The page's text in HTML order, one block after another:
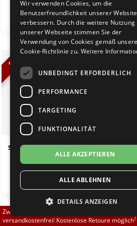
Brautschuhe
Sneaker
Untergrößen 33-35
Übergrößen 43-44
Flexerinas
Merlet
Nueva Epoca
Portdance
RayRose
Rummos
Rumpf
TopTanz
78,00 EUR 66,30 EUR
[inkl. 19% MwSt zzgl. Versand
%
Só Danca BL116 sparkling gold
normal
78,00 EUR66,30 EUR
[inkl. 19% MwSt zzgl.Versand]
Zwischen 70,00 EUR und 800,00 EUR liefern
versandkostenfrei! Kostenlose Retoure möglich1
Wir verwenden Cookies, um die
Benutzerfreundlichkeit unserer
verbessern. Durch die weitere Nutzung
unserer Webseite stimmen Sie der
Verwendung von Cookies gemäß
Cookie-Richtlinie zu. Weitere
UNBEDINGT ERFORDERLICH
PERFORMANCE
TARGETING
FUNKTIONALITÄT
ALLE AKZEPTIEREN
ALLE ABLEHNEN
DETAILS ANZEIGEN